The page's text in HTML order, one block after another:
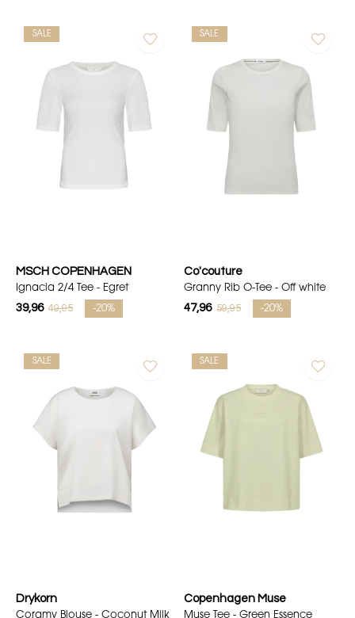
SALE
MSCH COPENHAGEN
Ignacia 2/4 Tee - Egret
39,96 49,95 -20%
SALE
Co'couture
Granny Rib O-Tee - Off white
47,96 59,95 -20%
SALE
Drykorn
Coramy Blouse - Coconut Milk
SALE
Copenhagen Muse
Muse Tee - Green Essence